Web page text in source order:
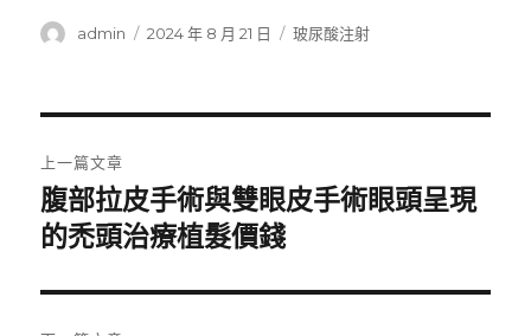
作
admin
發
2024 年 8 月 21 日
分
玻尿酸注射
章
導
覽
上一篇文章
上
一
文
章:
腹部拉皮手術與雙眼皮手術眼頭呈現
的禿頭治療植髮價錢